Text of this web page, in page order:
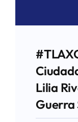
Lilia
Guerra